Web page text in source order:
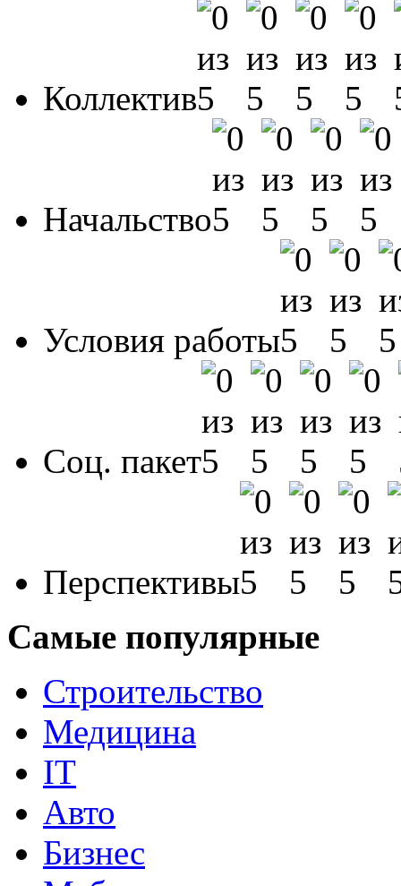
Коллектив
Начальство
Условия работы
Соц. пакет
Перспективы
Самые популярные
Строительство
Медицина
IT
Авто
Бизнес